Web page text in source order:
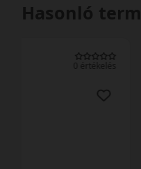
Hasonló
205/65R16C (107) T